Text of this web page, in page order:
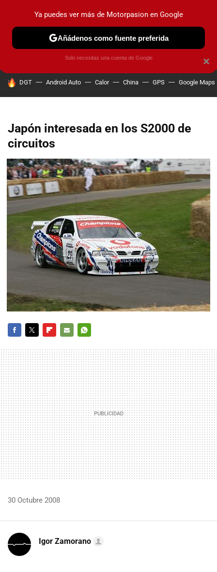
PRUEBAS COCHES ELÉCTRICOS OBSERVATORIO
HOY SE HABLA DE
DGT Android Auto Calor China GPS Google Maps
Japón interesada en los S2000 de
circuitos
MAIL
30 Octubre 2008
Igor Zamorano
×
Ya puedes ver más de Motorpasion en Google
Añádenos como fuente preferida
Solo necesitas una cuenta de Google